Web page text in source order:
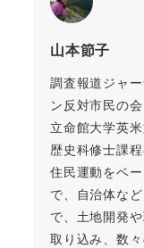
山本節子
調査報道ジャ
ン反対市民の会
立命館大学英
歴史科修士課程
住民運動をベ
で、自治体な
で、土地開発
取り込み、数